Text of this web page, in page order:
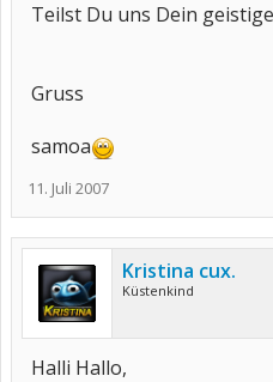
Teilst Du uns Dein
Gruss
samoa
11. Juli 2007
Kristina cux.
Küstenkind
Halli Hallo,